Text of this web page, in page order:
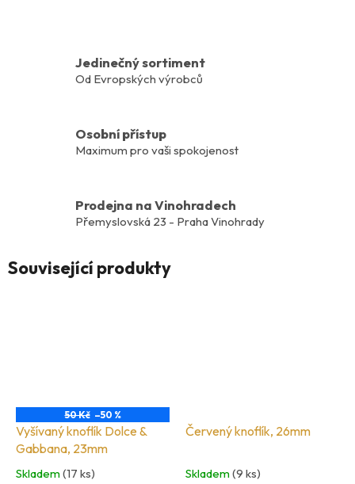
Jedinečný sortiment
Od Evropských výrobců
Osobní přístup
Maximum pro vaši spokojenost
Prodejna na Vinohradech
Přemyslovská 23 - Praha Vinohrady
Související produkty
50 Kč –50 %
Vyšívaný knoflík Dolce &
Gabbana, 23mm
Skladem(17 ks)
Červený knoflík, 26mm
Skladem(9 ks)